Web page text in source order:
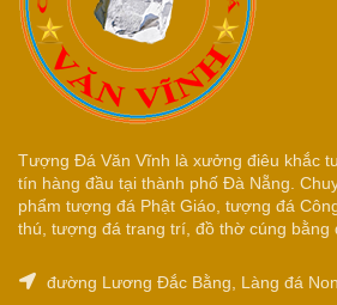
Tượng Đá Văn Vĩnh là xưởng điêu khắc
tín hàng đầu tại thành phố Đà Nẵng.
phẩm tượng đá Phật Giáo, tượng đá
thú, tượng đá trang trí, đồ thờ cúng bằng
đường Lương Đắc Bằng, Làng đá